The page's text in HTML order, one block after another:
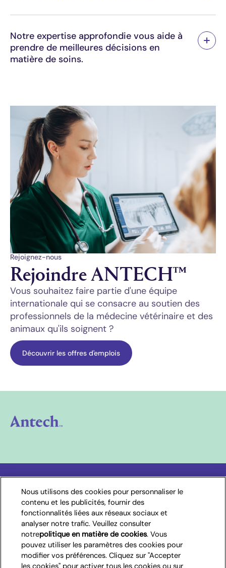
Notre expertise approfondie vous aide à
prendre de meilleures décisions en
matière de soins.
Rejoignez-nous
Rejoindre ANTECH™
Vous souhaitez faire partie d'une équipe
internationale qui se consacre au soutien des
professionnels de la médecine vétérinaire et des
animaux qu'ils soignent ?
Découvrir les offres d'emplois(opens in new window)
Conditions d’utilisation(opens in new window)
Accessibilité(opens in new window)
Choisissez votre pays
France
Nous utilisons des cookies pour personnaliser le
contenu et les publicités, fournir des
fonctionnalités liées aux réseaux sociaux et
analyser notre trafic. Veuillez consulter
notrepolitique en matière de cookies(opens in a new
tab)
. Vous
pouvez utiliser les paramètres des cookies pour
modifier vos préférences. Cliquez sur "Accepter
les cookies" pour activer tous les cookies ou sur